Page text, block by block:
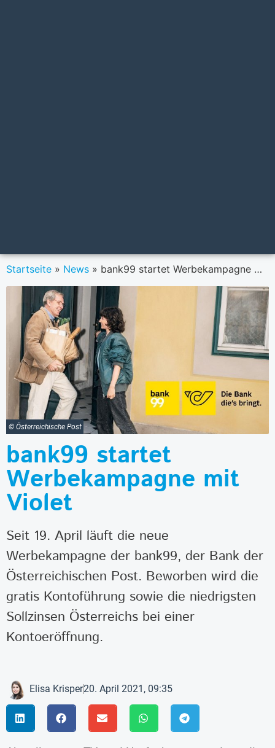
Startseite » News » bank99 startet Werbekampagne mit Violet
© Österreichische Post
bank99 startet
Werbekampagne mit
Violet
Seit 19. April läuft die neue
Werbekampagne der bank99, der Bank der
Österreichischen Post. Beworben wird die
gratis Kontoführung sowie die niedrigsten
Sollzinsen Österreichs bei einer
Kontoeröffnung.
Elisa Krisper20. April 2021, 09:35